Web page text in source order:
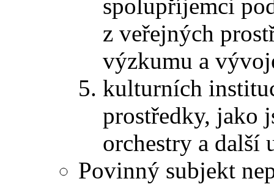
spolupříjemci
z veřejných
výzkumu a
kulturních
prostředky, jako
orchestry a další
Povinný subjekt